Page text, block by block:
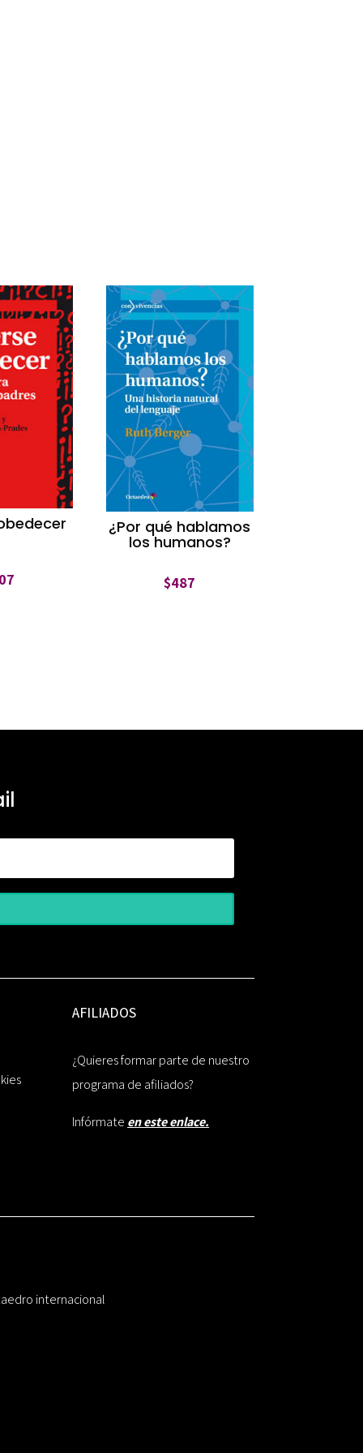
¿Por qué hablamos
los humanos?
$487
AFILIADOS
¿Quieres formar parte de nuestro
programa de afiliados?
Infórmate en este enlace.
internacional